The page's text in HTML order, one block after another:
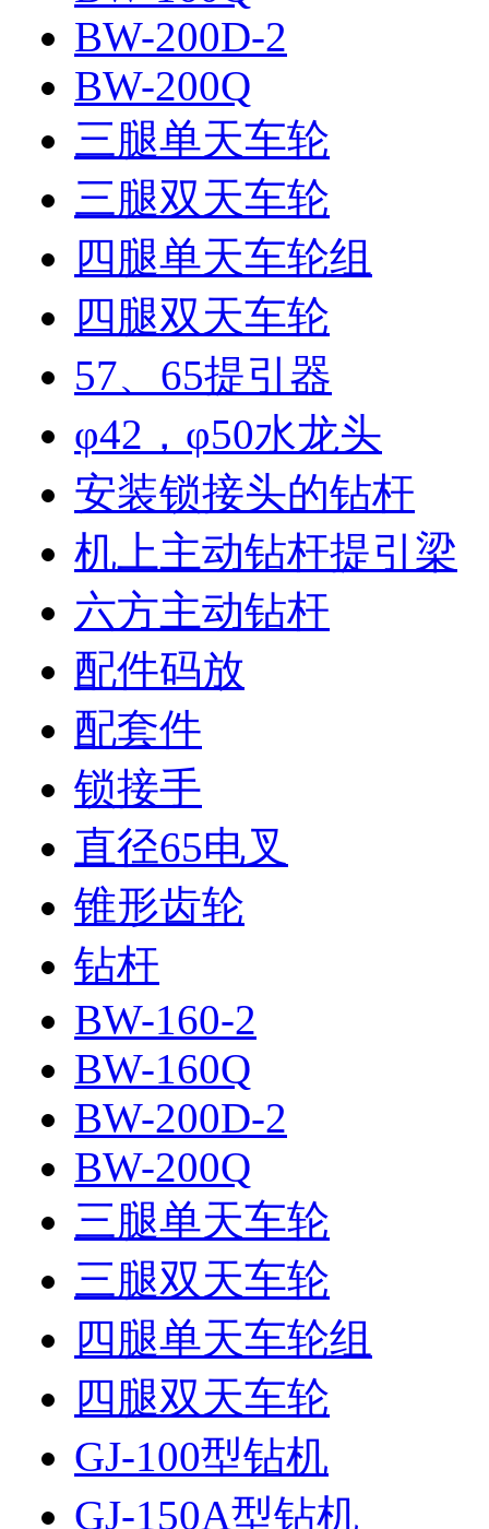
BW-200D-2
BW-200Q
三腿单天车轮
三腿双天车轮
四腿单天车轮组
四腿双天车轮
57、65提引器
φ42，φ50水龙头
安装锁接头的钻杆
机上主动钻杆提引梁
六方主动钻杆
配件码放
配套件
锁接手
直径65电叉
锥形齿轮
钻杆
BW-160-2
BW-160Q
BW-200D-2
BW-200Q
三腿单天车轮
三腿双天车轮
四腿单天车轮组
四腿双天车轮
GJ-100型钻机
GJ-150A型钻机